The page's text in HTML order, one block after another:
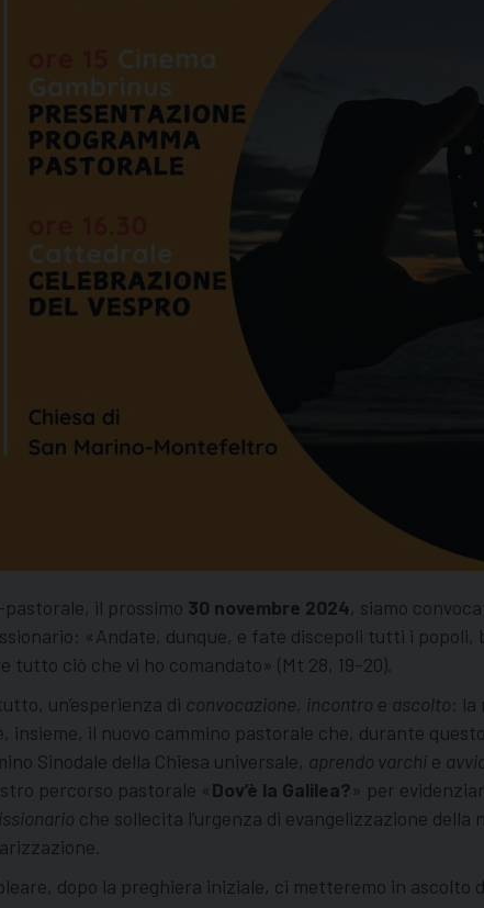
il prossimo 30 novembre 2024, siamo
«Andate, dunque, e fate discepoli tutti i
tutto ciò che vi ho comandato» (Mt 28, 19-20).
un’esperienza di convocazione, incontro e ascolto :
il nuovo cammino pastorale che, durante
Sinodale della Chiesa universale, aprendo varchie
percorso pastorale « Dov’è la Galilea?» per
che sollecita l’urgenza di evangelizzazione
dopo la preghiera iniziale, ci metteremo in